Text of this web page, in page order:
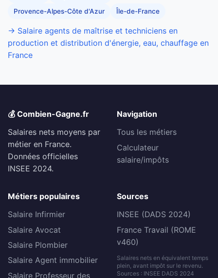
Provence-Alpes-Côte d'Azur Île-de-France
→ Salaire agents de maîtrise et techniciens en
production et distribution d'énergie, eau, chauffage en
France
💰 Combien-Gagne.fr
Salaires nets moyens par
métier en France.
Données officielles
INSEE 2024.
Navigation
Tous les métiers
Calculateur
salaire/impôts
Métiers populaires
Salaire Infirmier
Salaire Avocat
Salaire Plombier
Salaire Agent immobilier
Salaire Professeur des
Sources
INSEE (DADS 2024)
France Travail (ROME
v460)
Salaires nets en équivalent temps
plein, avant impôt sur le revenu.
Sources : INSEE DADS 2024